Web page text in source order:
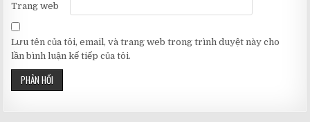
Trang web
Lưu tên của tôi, email, và trang web trong trình duyệt này cho
lần bình luận kế tiếp của tôi.